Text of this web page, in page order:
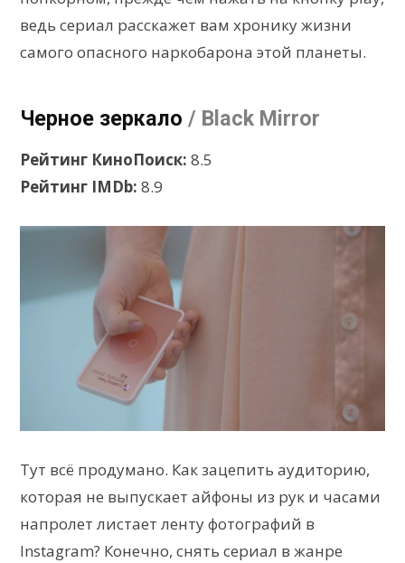
ведь сериал расскажет вам хронику жизни
самого опасного наркобарона этой планеты.
Черное зеркало / Black Mirror
Рейтинг КиноПоиск: 8.5
Рейтинг IMDb: 8.9
Тут всё продумано. Как зацепить аудиторию,
которая не выпускает айфоны из рук и часами
напролет листает ленту фотографий в
Instagram? Конечно, снять сериал в жанре